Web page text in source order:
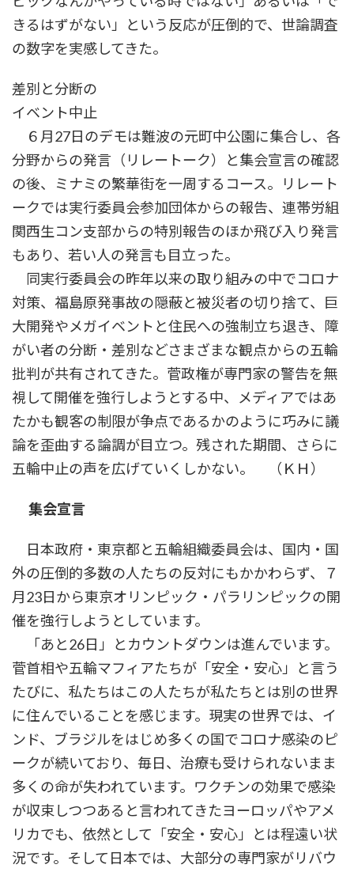
きるはずがない」という反応が圧倒的で、世論調査
の数字を実感してきた。
差別と分断の
イベント中止
６月27日のデモは難波の元町中公園に集合し、各
分野からの発言（リレートーク）と集会宣言の確認
の後、ミナミの繁華街を一周するコース。リレート
ークでは実行委員会参加団体からの報告、連帯労組
関西生コン支部からの特別報告のほか飛び入り発言
もあり、若い人の発言も目立った。
同実行委員会の昨年以来の取り組みの中でコロナ
対策、福島原発事故の隠蔽と被災者の切り捨て、巨
大開発やメガイベントと住民への強制立ち退き、障
がい者の分断・差別などさまざまな観点からの五輪
批判が共有されてきた。菅政権が専門家の警告を無
視して開催を強行しようとする中、メディアではあ
たかも観客の制限が争点であるかのように巧みに議
論を歪曲する論調が目立つ。残された期間、さらに
五輪中止の声を広げていくしかない。 （ＫＨ）
集会宣言
日本政府・東京都と五輪組織委員会は、国内・国
外の圧倒的多数の人たちの反対にもかかわらず、７
月23日から東京オリンピック・パラリンピックの開
催を強行しようとしています。
「あと26日」とカウントダウンは進んでいます。
菅首相や五輪マフィアたちが「安全・安心」と言う
たびに、私たちはこの人たちが私たちとは別の世界
に住んでいることを感じます。現実の世界では、イ
ンド、ブラジルをはじめ多くの国でコロナ感染のピ
ークが続いており、毎日、治療も受けられないまま
多くの命が失われています。ワクチンの効果で感染
が収束しつつあると言われてきたヨーロッパやアメ
リカでも、依然として「安全・安心」とは程遠い状
況です。そして日本では、大部分の専門家がリバウ